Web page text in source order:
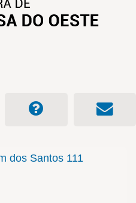
dos Santos 111